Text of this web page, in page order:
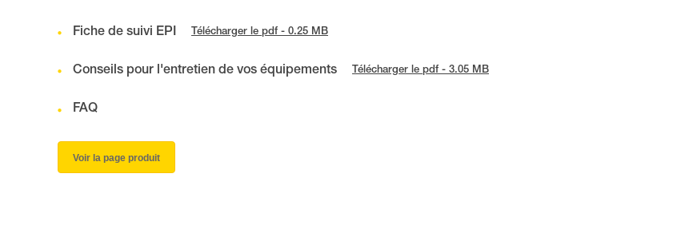
Fiche de suivi EPI Télécharger le pdf - 0.25 MB
Conseils pour l'entretien de vos équipements Télécharger le pdf - 3.05 MB
FAQ
Voir la page produit